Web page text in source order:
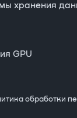
хранения
GPU
обработки